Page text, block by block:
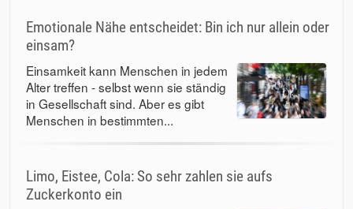
Emotionale Nähe entscheidet: Bin ich nur allein oder
einsam?
Einsamkeit kann Menschen in jedem
Alter treffen - selbst wenn sie ständig
in Gesellschaft sind. Aber es gibt
Menschen in bestimmten...
Limo, Eistee, Cola: So sehr zahlen sie aufs
Zuckerkonto ein